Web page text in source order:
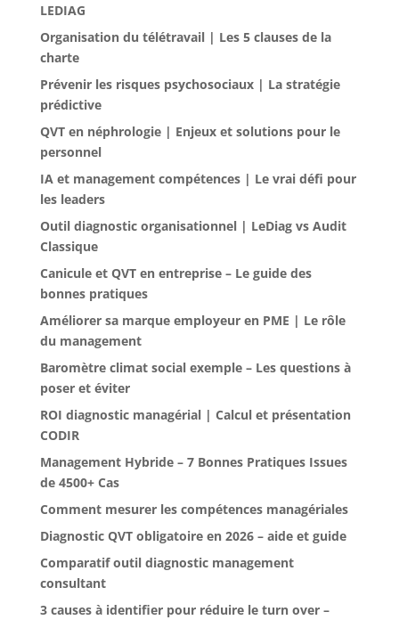
LEDIAG
Organisation du télétravail | Les 5 clauses de la
charte
Prévenir les risques psychosociaux | La stratégie
prédictive
QVT en néphrologie | Enjeux et solutions pour le
personnel
IA et management compétences | Le vrai défi pour
les leaders
Outil diagnostic organisationnel | LeDiag vs Audit
Classique
Canicule et QVT en entreprise – Le guide des
bonnes pratiques
Améliorer sa marque employeur en PME | Le rôle
du management
Baromètre climat social exemple – Les questions à
poser et éviter
ROI diagnostic managérial | Calcul et présentation
CODIR
Management Hybride – 7 Bonnes Pratiques Issues
de 4500+ Cas
Comment mesurer les compétences managériales
Diagnostic QVT obligatoire en 2026 – aide et guide
Comparatif outil diagnostic management
consultant
3 causes à identifier pour réduire le turn over –